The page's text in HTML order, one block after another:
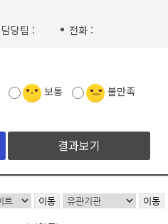
담당팀 : 전화 :
보통
불만족
결과보기